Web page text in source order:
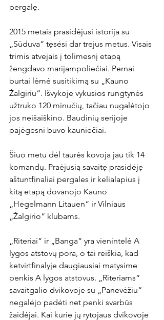
pergalę.
2015 metais prasidėjusi istorija su
„Sūduva“ tęsėsi dar trejus metus. Visais
trimis atvejais į tolimesnį etapą
žengdavo marijampoliečiai. Pernai
burtai lėmė susitikimą su „Kauno
Žalgiriu“. Išvykoje vykusios rungtynės
užtruko 120 minučių, tačiau nugalėtojo
jos neišaiškino. Baudinių serijoje
pajėgesni buvo kauniečiai.
Šiuo metu dėl taurės kovoja jau tik 14
komandų. Praėjusią savaitę prasidėję
aštuntfinaliai pergales ir kelialapius į
kitą etapą dovanojo Kauno
„Hegelmann Litauen“ ir Vilniaus
„Žalgirio“ klubams.
„Riteriai“ ir „Banga“ yra vienintelė A
lygos atstovų pora, o tai reiškia, kad
ketvirtfinalyje daugiausiai matysime
penkis A lygos atstovus. „Riteriams“
savaitgalio dvikovoje su „Panevėžiu“
negalėjo padėti net penki svarbūs
žaidėjai. Kai kurie jų rytojaus dvikovoje